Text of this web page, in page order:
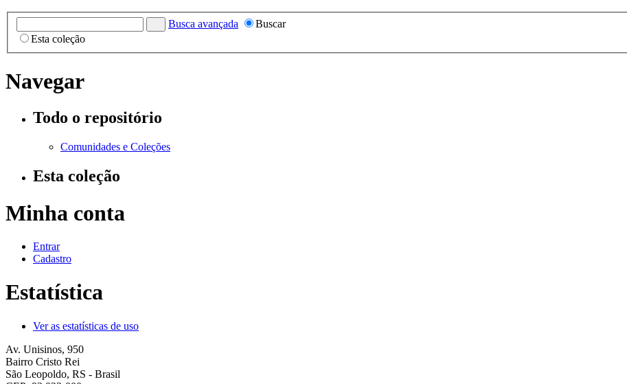
Busca avançada
Buscar
Esta coleção
Navegar
Todo o repositório
Comunidades e Coleções
Esta coleção
Minha conta
Entrar
Cadastro
Estatística
Ver as estatísticas de uso
Av. Unisinos, 950
Bairro Cristo Rei
São Leopoldo, RS - Brasil